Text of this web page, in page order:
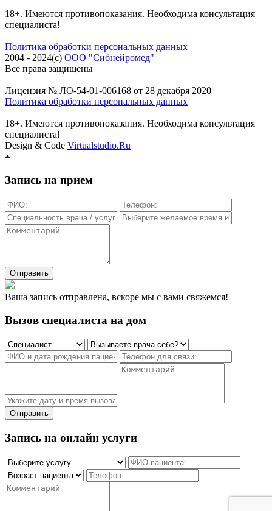
18+. Имеются противопоказания. Необходима консультация
специалиста!
Политика обработки персональных данных
2004 - 2024(c) ООО "Сибнейромед"
Все права защищены
Лицензия № ЛО-54-01-006168 от 28 декабря 2020
Политика обработки персональных данных
18+. Имеются противопоказания. Необходима консультация
специалиста!
Design & Code Virtualstudio.Ru
Запись на прием
Отправить
Ваша запись отправлена, вскоре мы с вами свяжемся!
Вызов специалиста на дом
Отправить
Запись на онлайн услуги